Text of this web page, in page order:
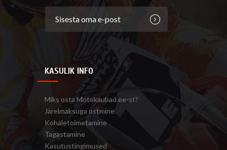
KASULIK INFO
Miks osta Motokaubad.ee-st?
Järelmaksuga ostmine
Kohaletoimetamine
Tagastamine
Kasutustingimused